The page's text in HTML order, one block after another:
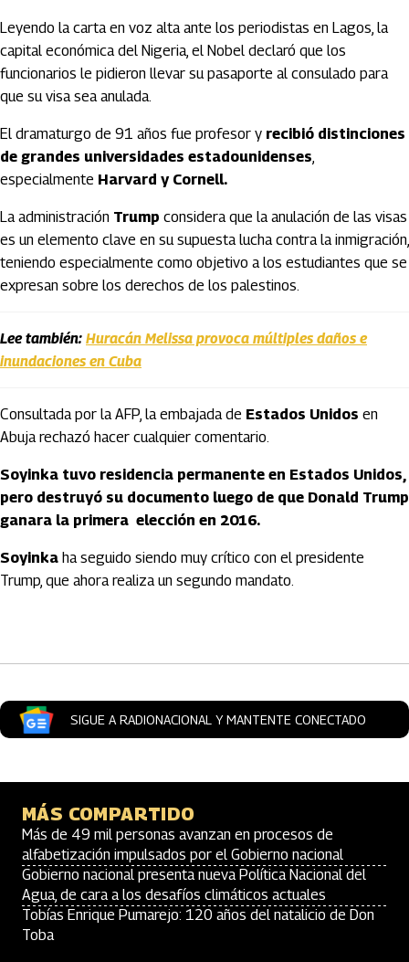
Leyendo la carta en voz alta ante los periodistas en Lagos, la
capital económica del Nigeria, el Nobel declaró que los
funcionarios le pidieron llevar su pasaporte al consulado para
que su visa sea anulada.
El dramaturgo de 91 años fue profesor y recibió distinciones
de grandes universidades estadounidenses,
especialmente Harvard y Cornell.
La administración Trump considera que la anulación de las visas
es un elemento clave en su supuesta lucha contra la inmigración,
teniendo especialmente como objetivo a los estudiantes que se
expresan sobre los derechos de los palestinos.
Lee también: Huracán Melissa provoca múltiples daños e
inundaciones en Cuba
Consultada por la AFP, la embajada de Estados Unidos en
Abuja rechazó hacer cualquier comentario.
Soyinka tuvo residencia permanente en Estados Unidos,
pero destruyó su documento luego de que Donald Trump
ganara la primera elección en 2016.
Soyinka ha seguido siendo muy crítico con el presidente
Trump, que ahora realiza un segundo mandato.
SIGUE A RADIONACIONAL Y MANTENTE CONECTADO
MÁS COMPARTIDO
Más de 49 mil personas avanzan en procesos de
alfabetización impulsados por el Gobierno nacional
Gobierno nacional presenta nueva Política Nacional del
Agua, de cara a los desafíos climáticos actuales
Tobías Enrique Pumarejo: 120 años del natalicio de Don
Toba